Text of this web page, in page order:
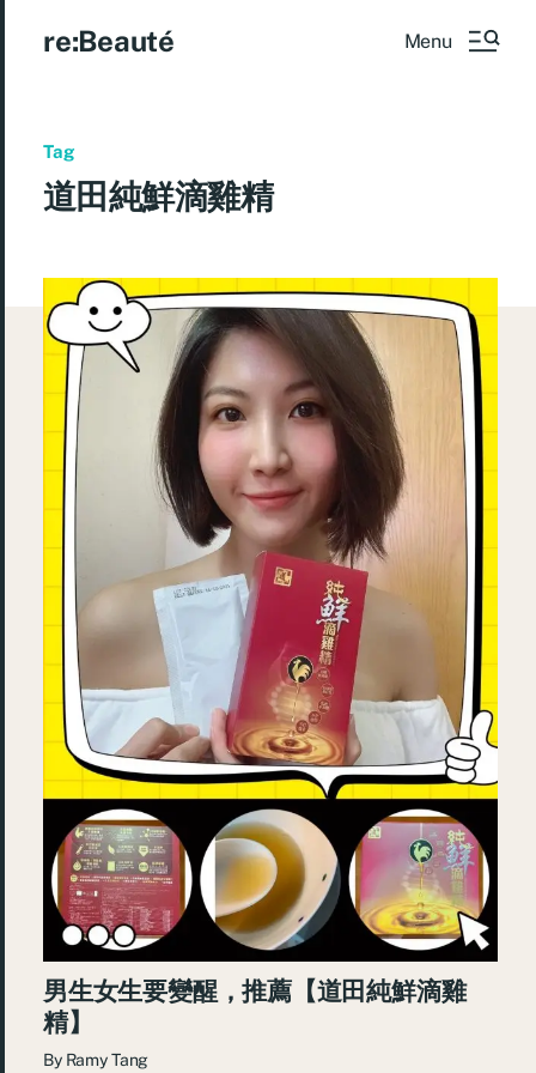
re:Beauté Menu
Tag
道田純鮮滴雞精
男生女生要變醒，推薦【道田純鮮滴雞
精】
By Ramy Tang